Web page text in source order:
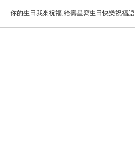
你的生日我來祝福,給壽星寫生日快樂祝福語